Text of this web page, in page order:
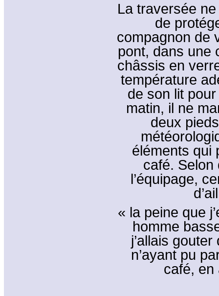
La traversée
de
compagnon de
pont, dans une
châssis en
température
de son lit
matin, il ne
deux
éléments qui
café. Selon
l’équipage,
« la peine que
homme
j’allais
n’ayant pu
café, en